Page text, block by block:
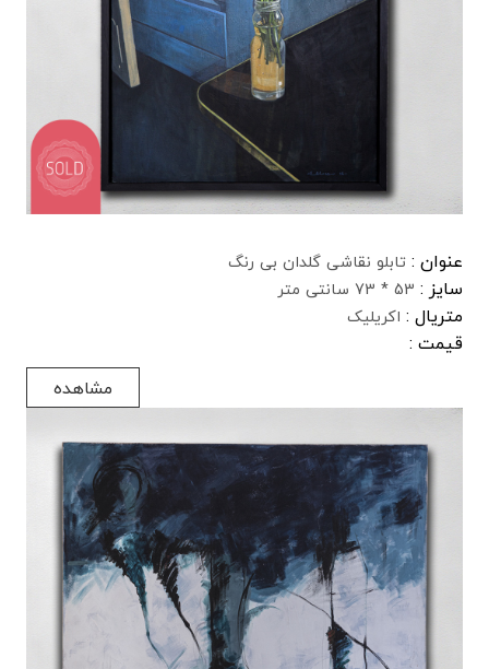
عنوان : تابلو نقاشی گلدان بی رنگ
سایز : 53 * 73 سانتی متر
متریال : اکریلیک
قیمت :
مشاهده